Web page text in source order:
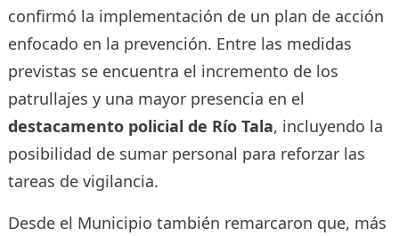
confirmó la implementación de un plan de acción
enfocado en la prevención. Entre las medidas
previstas se encuentra el incremento de los
patrullajes y una mayor presencia en el
destacamento policial de Río Tala, incluyendo la
posibilidad de sumar personal para reforzar las
tareas de vigilancia.
Desde el Municipio también remarcaron que, más